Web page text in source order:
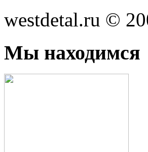
westdetal.ru ©
Мы находимся